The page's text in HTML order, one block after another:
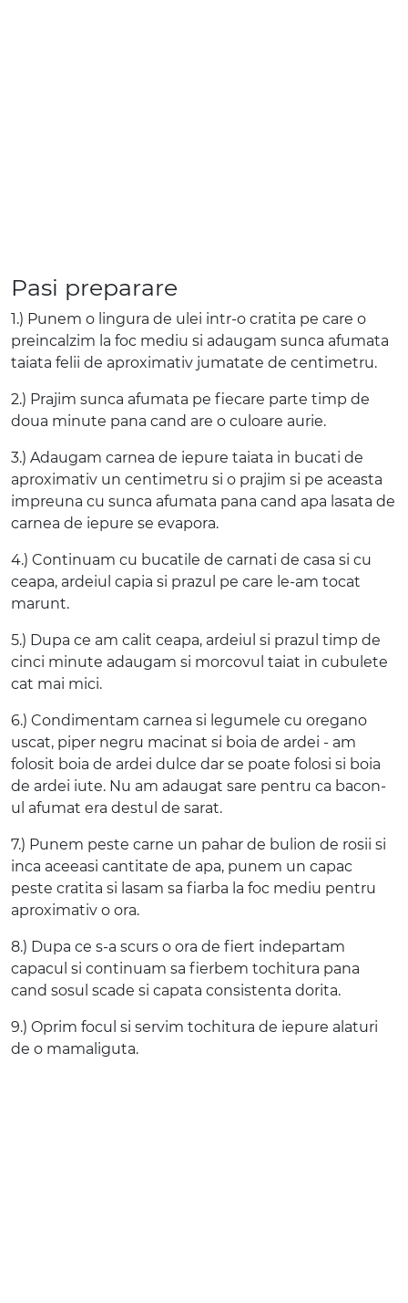
Pasi preparare
1.) Punem o lingura de ulei intr-o cratita pe care o
preincalzim la foc mediu si adaugam sunca afumata
taiata felii de aproximativ jumatate de centimetru.
2.) Prajim sunca afumata pe fiecare parte timp de
doua minute pana cand are o culoare aurie.
3.) Adaugam carnea de iepure taiata in bucati de
aproximativ un centimetru si o prajim si pe aceasta
impreuna cu sunca afumata pana cand apa lasata de
carnea de iepure se evapora.
4.) Continuam cu bucatile de carnati de casa si cu
ceapa, ardeiul capia si prazul pe care le-am tocat
marunt.
5.) Dupa ce am calit ceapa, ardeiul si prazul timp de
cinci minute adaugam si morcovul taiat in cubulete
cat mai mici.
6.) Condimentam carnea si legumele cu oregano
uscat, piper negru macinat si boia de ardei - am
folosit boia de ardei dulce dar se poate folosi si boia
de ardei iute. Nu am adaugat sare pentru ca bacon-
ul afumat era destul de sarat.
7.) Punem peste carne un pahar de bulion de rosii si
inca aceeasi cantitate de apa, punem un capac
peste cratita si lasam sa fiarba la foc mediu pentru
aproximativ o ora.
8.) Dupa ce s-a scurs o ora de fiert indepartam
capacul si continuam sa fierbem tochitura pana
cand sosul scade si capata consistenta dorita.
9.) Oprim focul si servim tochitura de iepure alaturi
de o mamaliguta.